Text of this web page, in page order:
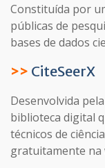
Constituída por
públicas de
bases de dados
>> CiteSeerX
Desenvolvida
biblioteca digital
técnicos de
gratuitamente na